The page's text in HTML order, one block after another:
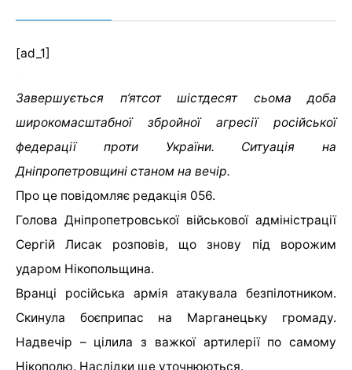
[ad_1]
Завершується п’ятсот шістдесят сьома доба
широкомасштабної збройної агресії російської
федерації проти України. Ситуація на
Дніпропетровщині станом на вечір.
Про це повідомляє редакція 056.
Голова Дніпропетровської військової адміністрації
Сергій Лисак розповів, що знову під ворожим
ударом Нікопольщина.
Вранці російська армія атакувала безпілотником.
Скинула боєприпас на Марганецьку громаду.
Надвечір – цілила з важкої артилерії по самому
Нікополю. Наслідки ще уточнюються.